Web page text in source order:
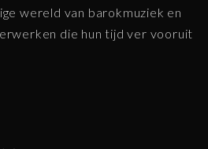
wereld van barokmuziek en
die hun tijd ver vooruit